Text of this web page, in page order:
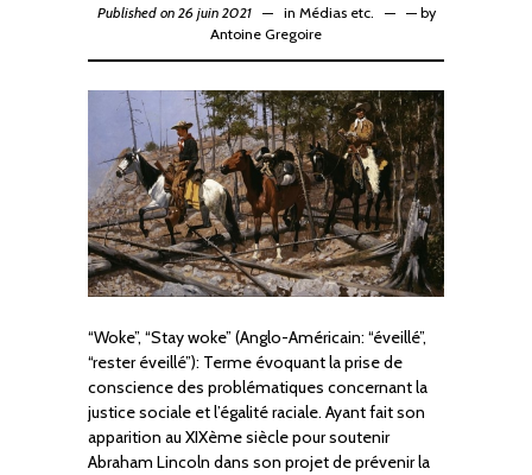
Published on 26 juin 2021 in Médias etc. —by
Antoine Gregoire
“Woke”, “Stay woke” (Anglo-Américain: “éveillé”,
“rester éveillé”): Terme évoquant la prise de
conscience des problématiques concernant la
justice sociale et l’égalité raciale. Ayant fait son
apparition au XIXème siècle pour soutenir
Abraham Lincoln dans son projet de prévenir la